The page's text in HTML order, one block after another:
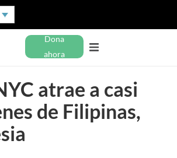
Dona
ahora
atrae a casi
de Filipinas,